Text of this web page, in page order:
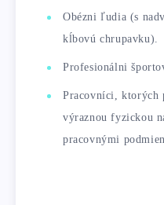
Obézni ľudia (s
kĺbovú chrupavku).
Profesionálni
Pracovníci, ktorých
výraznou fyzickou
pracovnými